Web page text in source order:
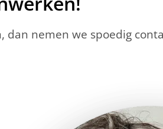
dan nemen we spoedig